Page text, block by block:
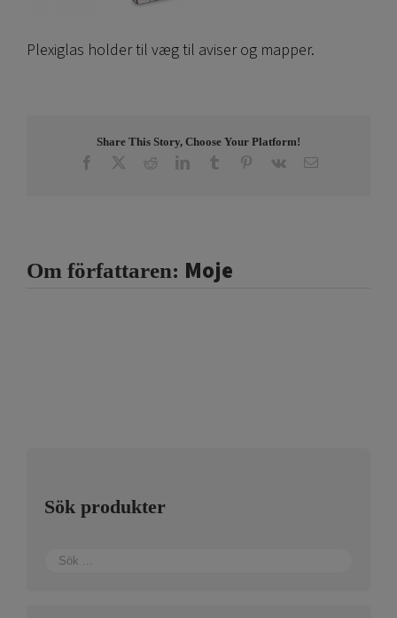
Plexiglas holder til væg til aviser og mapper.
Share This Story, Choose Your Platform!
Facebook RedditLinkedInTumblr Pinterest
Vk E-
Om författaren: Moje
Sök produkter